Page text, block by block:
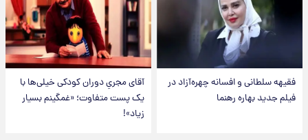
فقیهه سلطانی و افسانه چهره‌آزاد در
فیلم جدید بهاره رهنما
آقای مجریِ دوران کودکی خیلی‌ها با
یک پست متفاوت؛ «غمگینم بسیار
زیاد»!